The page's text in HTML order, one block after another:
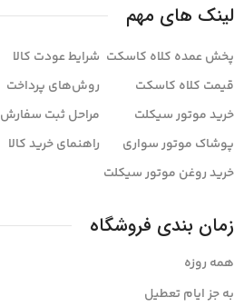
لینک های مهم
پخش عمده کلاه کاسکت
قیمت کلاه کاسکت
خرید موتور سیکلت
پوشاک موتور سواری
خرید روغن موتور سیکلت
شرایط عودت کالا
روش‌های پرداخت
مراحل ثبت سفارش
راهنمای خرید کالا
زمان بندی فروشگاه
همه روزه
به جز ایام تعطیل